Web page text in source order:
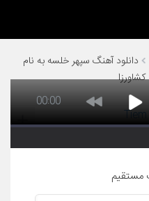
دانلود آهنگ سپهر خلسه به نام
کشاورزا
00:00
مستقیم